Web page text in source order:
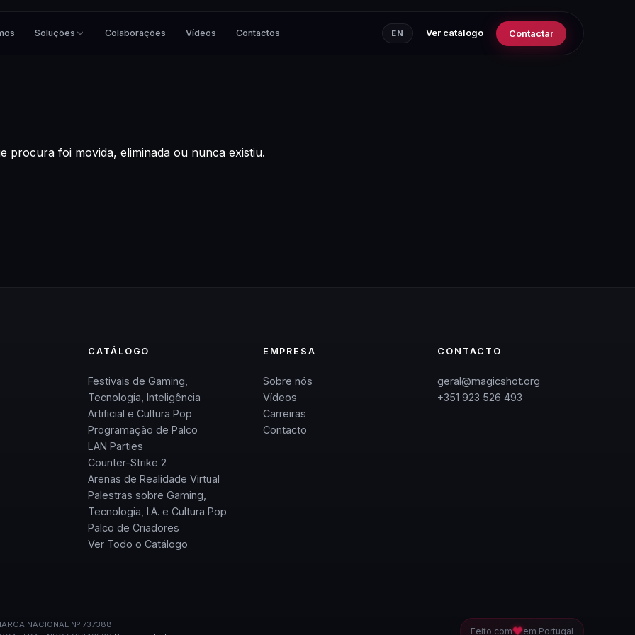
Soluções Colaborações Vídeos Contactos EN Ver catálogo Contactar
procura foi movida, eliminada ou nunca existiu.
CATÁLOGO
Festivais de Gaming,
Tecnologia, Inteligência
Artificial e Cultura Pop
Programação de Palco
LAN Parties
Counter-Strike 2
Arenas de Realidade Virtual
Palestras sobre Gaming,
Tecnologia, I.A. e Cultura Pop
Palco de Criadores
Ver Todo o Catálogo
EMPRESA
Sobre nós
Vídeos
Carreiras
Contacto
CONTACTO
geral@magicshot.org
+351 923 526 493
NACIONAL Nº 737388·
Feito com❤em Portugal